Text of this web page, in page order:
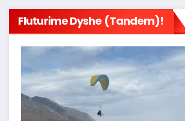
Fluturime Dyshe (tandem)!